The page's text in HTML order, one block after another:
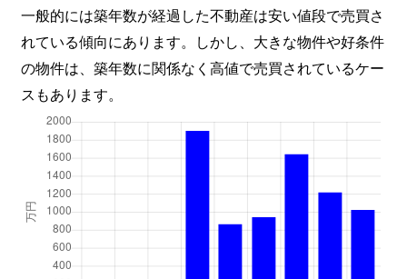
一般的には築年数が経過した不動産は安い値段で売買さ
れている傾向にあります。しかし、大きな物件や好条件
の物件は、築年数に関係なく高値で売買されているケー
スもあります。